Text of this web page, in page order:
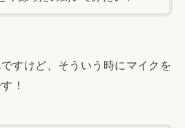
すけど、そういう時にマイクを
！